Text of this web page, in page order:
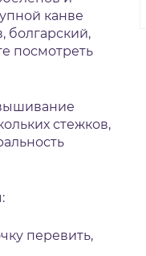
канве
посмотреть
стежков,
перевить,